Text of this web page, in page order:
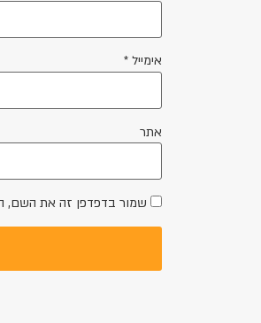
אימייל *
אתר
שמור בדפדפן זה את השם,